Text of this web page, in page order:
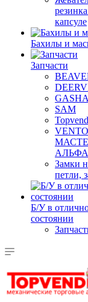
капсуле
Бахилы и
Запчасти
SAM
АЛЬФА
Замки
петли,
Б/У в
состоянии